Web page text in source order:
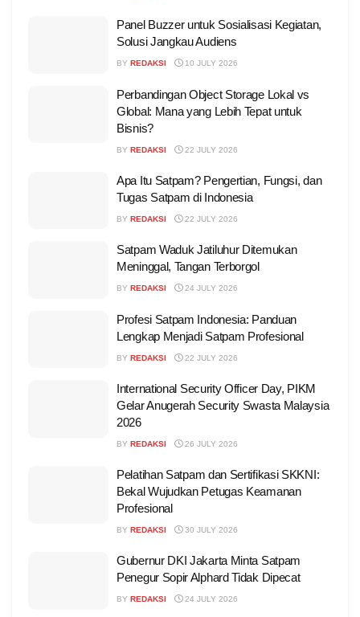
Panel Buzzer untuk Sosialisasi Kegiatan,
Solusi Jangkau Audiens
BY REDAKSI 10 JULY 2026
Perbandingan Object Storage Lokal vs
Global: Mana yang Lebih Tepat untuk
Bisnis?
BY REDAKSI 22 JULY 2026
Apa Itu Satpam? Pengertian, Fungsi, dan
Tugas Satpam di Indonesia
BY REDAKSI 22 JULY 2026
Satpam Waduk Jatiluhur Ditemukan
Meninggal, Tangan Terborgol
BY REDAKSI 24 JULY 2026
Profesi Satpam Indonesia: Panduan
Lengkap Menjadi Satpam Profesional
BY REDAKSI 22 JULY 2026
International Security Officer Day, PIKM
Gelar Anugerah Security Swasta Malaysia
2026
BY REDAKSI 26 JULY 2026
Pelatihan Satpam dan Sertifikasi SKKNI:
Bekal Wujudkan Petugas Keamanan
Profesional
BY REDAKSI 30 JULY 2026
Gubernur DKI Jakarta Minta Satpam
Penegur Sopir Alphard Tidak Dipecat
BY REDAKSI 24 JULY 2026